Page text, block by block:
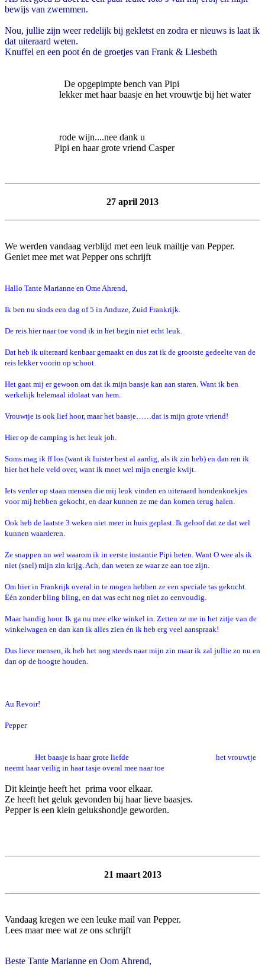
bewijs van zwemmen.
Nou, jullie zijn weer redelijk bij gekletst en zodra er nieuws is laat ik
dat uiteraard weten.
Knuffel en een poot én de groetjes van Frank & Liesbeth
De opgepimpte bench van Pipi
lekker met haar baasje en het vrouwtje bij het water
rode wijn....nee dank u
Pipi en haar grote vriend Casper
27 april 2013
We werden vandaag verblijd met een leuk mailtje van Pepper.
Geniet mee met wat Pepper ons schrijft
Hallo Tante Marianne en Ome Ahrend,
Ik ben nu sinds een dag of 5 in Anduze, Zuid Frankrijk.
De reis hier naar toe vond ik in het begin niet echt leuk.
Dat heb ik uiteraard kenbaar gemaakt en dus zat ik de grootste gedeelte van de
reis lekker voorin op schoot.
Het gaat mij er gewoon om dat ik mijn baasje kan aan staren. Want ik ben
werkelijk helemaal idolaat van hem.
Vrouwtje is ook lief hoor, maar het baasje……dat is mijn grote vriend!
Hier op de camping is het leuk joh.
Soms mag ik ff los (want ik luister best al aardig, als ik zin heb) en dan ren ik
hier het hele veld over, want ik moet wel mijn energie kwijt.
Iets verder op staan mensen die mij leuk vinden en uiteraard hondenkoekjes
voor mij hebben gekocht, en daar kunnen ze me dan komen terug halen.
Ook heb de laatste 3 weken niet meer in huis geplast. Ik geloof dat ze dat wel
kunnen waarderen.
Ze snappen nu wel waarom ik in eerste instantie Pipi heten. Want O wee als ik
niet (snel) mijn zin krijg. Ach, dan weten ze waar ze aan toe zijn.
Om hier in Frankrijk overal in te mogen hebben ze een speciale tas gekocht.
Eén zonder bling bling, en dat was echt nog niet zo eenvoudig.
Maar handig hoor. Ik ga nu mee elke winkel in. Zetten ze me in het zitje van de
winkelwagen en dan kan ik alles zien én ik heb erg veel aanspraak!
Dus lieve mensen, ik heb het nog steeds naar mijn zin maar ik zal jullie zo nu en
dan op de hoogte houden.
Au Revoir!
Pepper
Het baasje is haar grote liefde het vrouwtje
neemt haar veilig in haar tasje overal mee naar toe
Dit kleintje heeft het prima voor elkaar.
Ze heeft het geluk gevonden bij haar lieve baasjes.
Pepper is een klein gelukshondje geworden.
21 maart 2013
Vandaag kregen we een leuke mail van Pepper.
Lees maar mee wat ze ons schrijft
Beste Tante Marianne en Oom Ahrend,